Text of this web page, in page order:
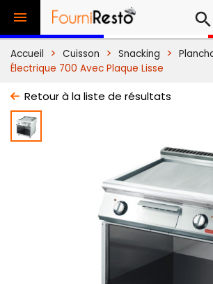
 search
Accueil Cuisson Snacking
Électrique 700 Avec Plaque Lisse
Retour à la liste de résultats